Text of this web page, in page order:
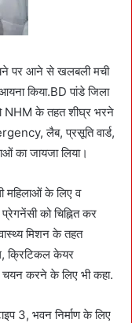
पर आने से खलबली मची
किया.BD पांडे जिला
NHM के तहत शीघ्र भरने
लैब, प्रसूति वार्ड,
का जायजा लिया।
महिलाओं के लिए व
को चिह्नित कर
मिशन के तहत
क्रिटिकल केयर
चयन करने के लिए भी कहा.
3, भवन निर्माण के लिए